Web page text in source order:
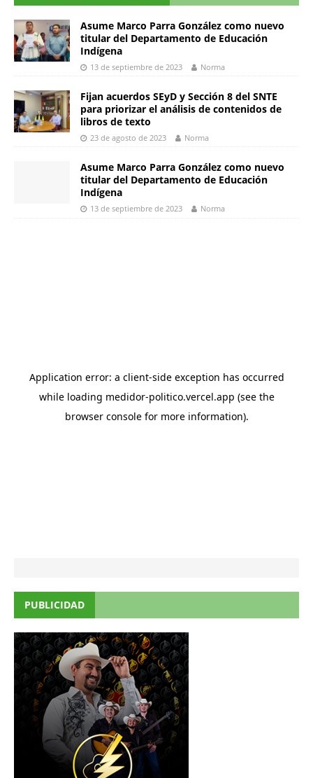
Asume Marco Parra González como nuevo
titular del Departamento de Educación
Indígena
13 de septiembre de 2023 Norma
Fijan acuerdos SEyD y Sección 8 del SNTE
para priorizar el análisis de contenidos de
libros de texto
23 de agosto de 2023 Norma
Asume Marco Parra González como nuevo
titular del Departamento de Educación
Indígena
13 de septiembre de 2023 Norma
PUBLICIDAD